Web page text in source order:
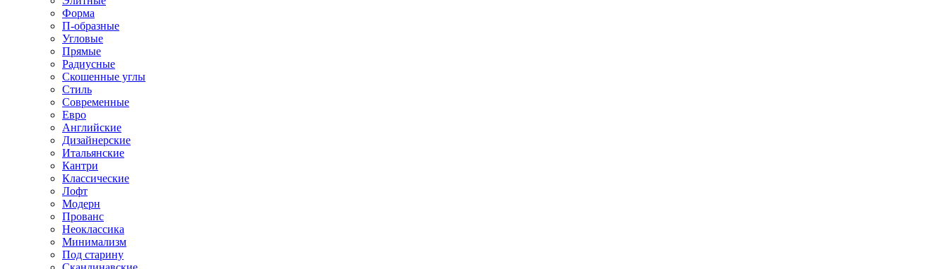
Форма
П-образные
Угловые
Прямые
Радиусные
Скошенные углы
Стиль
Современные
Евро
Английские
Дизайнерские
Итальянские
Кантри
Классические
Лофт
Модерн
Прованс
Неоклассика
Минимализм
Под старину